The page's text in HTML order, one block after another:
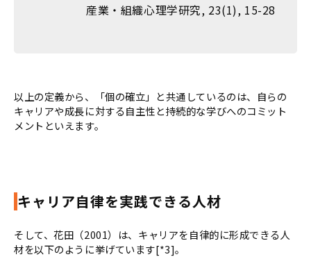
産業・組織心理学研究, 23(1), 15-28
以上の定義から、「個の確立」と共通しているのは、自らの
キャリアや成長に対する自主性と持続的な学びへのコミット
メントといえます。
キャリア自律を実践できる人材
そして、花田（2001）は、キャリアを自律的に形成できる人
材を以下のように挙げています[*3]。